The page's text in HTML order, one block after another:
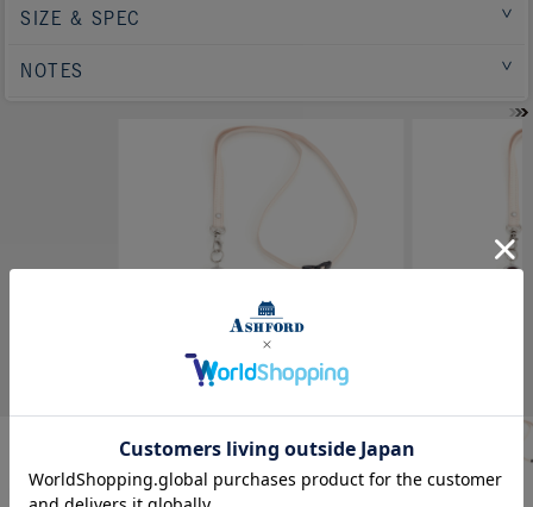
SIZE & SPEC
NOTES